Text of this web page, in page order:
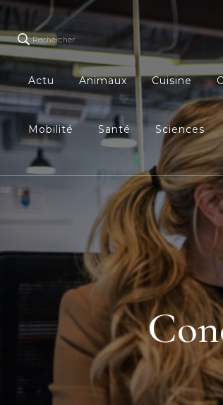
Rechercher
Actu Animaux Cuisine
Mobilité Santé Sciences